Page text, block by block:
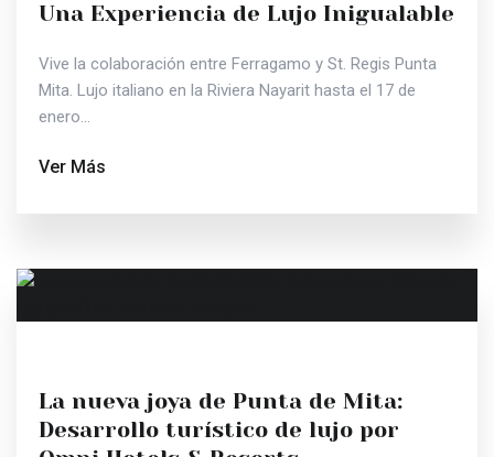
Una Experiencia de Lujo Inigualable
Vive la colaboración entre Ferragamo y St. Regis Punta
Mita. Lujo italiano en la Riviera Nayarit hasta el 17 de
enero...
Ver Más
La nueva joya de Punta de Mita:
Desarrollo turístico de lujo por